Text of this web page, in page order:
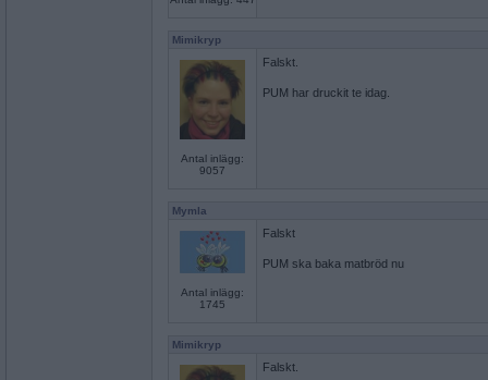
Mimikryp
Antal inlägg:
9057
Falskt.
PUM har druckit te idag.
Mymla
Antal inlägg:
1745
Falskt
PUM ska baka matbröd nu
Mimikryp
Falskt.